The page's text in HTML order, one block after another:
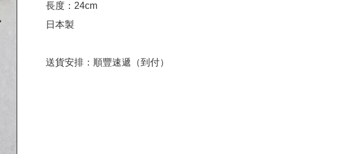
長度：24cm
日本製
送貨安排：順豐速遞（到付）